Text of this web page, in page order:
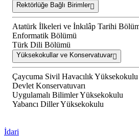
Rektörlüğe Bağlı Birimler
Atatürk İlkeleri ve İnkılâp Tarihi
Enformatik Bölümü
Türk Dili Bölümü
Yüksekokullar ve Konservatuvar
Çaycuma Sivil Havacılık Yüksekokulu
Devlet Konservatuvarı
Uygulamalı Bilimler Yüksekokulu
Yabancı Diller Yüksekokulu
İdari